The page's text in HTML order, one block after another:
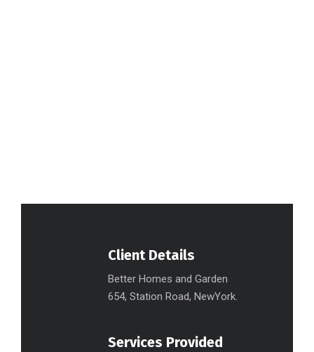
Client Details
Better Homes and Garden
654, Station Road, NewYork.
Services Provided